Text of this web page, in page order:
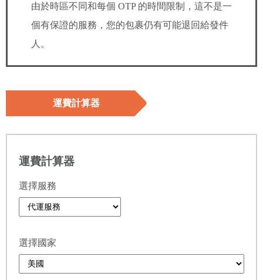
由於時區不同和每個 OTP 的時間限制，這不是一
個有保證的服務，您的包裹仍有可能退回給發件
人。
運費計算器
運費計算器
選擇服務
選擇國家